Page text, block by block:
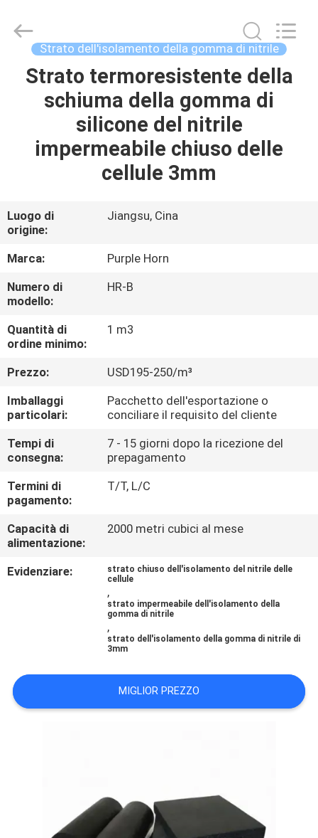
CASA
PRODOTTI
GIRO
DELLA
FABBRICA
CONTROLLO
DI
QUALITÀ
CONTATTICI
BLOG
RICHIEDA
UNA
CITAZIONE
PRIVACY
Commerce Strato dell'isolamento della gomma di nitrile
Strato termoresistente della
schiuma della gomma di
silicone del nitrile
impermeabile chiuso delle
cellule 3mm
Luogo di
origine:
Jiangsu, Cina
Marca:
Purple Horn
Numero di
modello:
HR-B
Quantità di
ordine minimo:
1 m3
Prezzo:
USD195-250/m³
Imballaggi
particolari:
Pacchetto dell'esportazione o
conciliare il requisito del cliente
Tempi di
consegna:
7 - 15 giorni dopo la ricezione del
prepagamento
Termini di
pagamento:
T/T, L/C
Capacità di
alimentazione:
2000 metri cubici al mese
Evidenziare:
strato chiuso dell'isolamento del nitrile delle
cellule
,
strato impermeabile dell'isolamento della
gomma di nitrile
,
strato dell'isolamento della gomma di nitrile di
3mm
MIGLIOR PREZZO